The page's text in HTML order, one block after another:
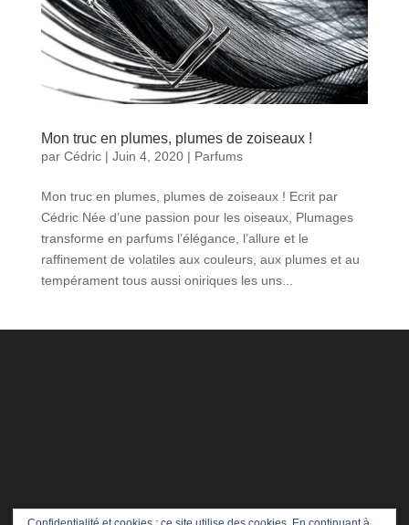
Mon truc en plumes, plumes de zoiseaux !
par Cédric| Juin 4, 2020| Parfums
Mon truc en plumes, plumes de zoiseaux ! Ecrit par
Cédric Née d’une passion pour les oiseaux, Plumages
transforme en parfums l’élégance, l’allure et le
raffinement de volatiles aux couleurs, aux plumes et au
tempérament tous aussi oniriques les uns...